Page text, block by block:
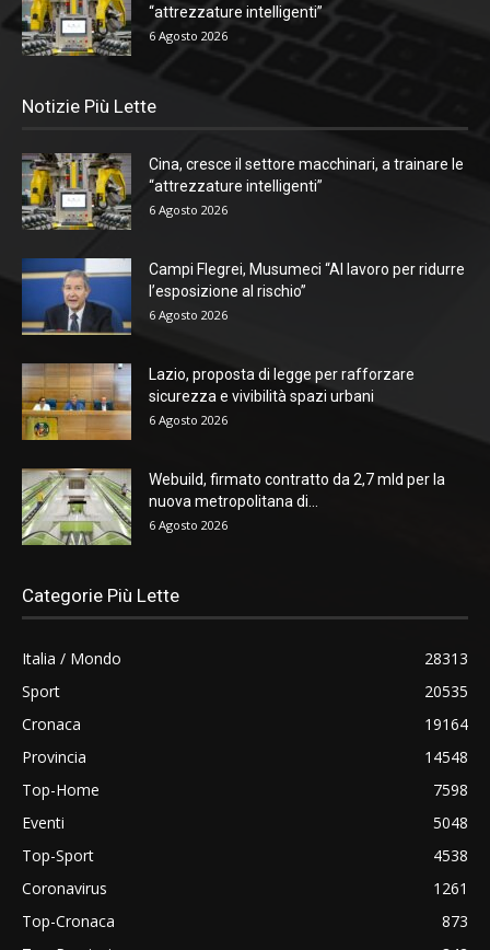
“attrezzature intelligenti”
6 Agosto 2026
Notizie Più Lette
Cina, cresce il settore macchinari, a trainare le
“attrezzature intelligenti”
6 Agosto 2026
Campi Flegrei, Musumeci “Al lavoro per ridurre
l’esposizione al rischio”
6 Agosto 2026
Lazio, proposta di legge per rafforzare
sicurezza e vivibilità spazi urbani
6 Agosto 2026
Webuild, firmato contratto da 2,7 mld per la
nuova metropolitana di...
6 Agosto 2026
Categorie Più Lette
Italia / Mondo
28313
Sport
20535
Cronaca
19164
Provincia
14548
Top-Home
7598
Eventi
5048
Top-Sport
4538
Coronavirus
1261
Top-Cronaca
873